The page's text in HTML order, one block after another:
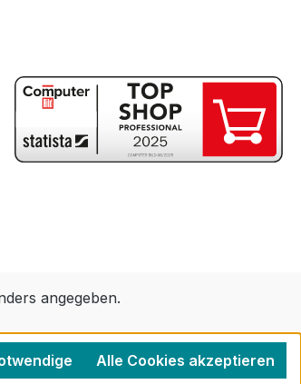
angegeben.
Alle Cookies akzeptieren